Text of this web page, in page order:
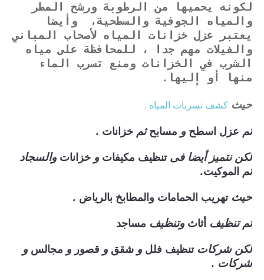
لكونه يحميها من الرطوبة ورشح المطر
والمياه الجوفية والسطحية، وأيضا
يعتبر عزل خزانات المياه لأصحاب المباني
والفيلات مهم جدا ، للمحافظة على مياه
الشرب في الخزانات ومنع تسرب الماء
منها أو إليها.
حيث كشف تسربات المياه .
ثم عزل اسطح و مسابحثم خزانات .
لكن نتميز أيضا فىتنظيف مكيفات و خزانات والسجاد
ثم الموكيت.
حيثتهريب الحمامات والمطابخ بالرياض .
ثم تنظيف أثاث وتنظيف مساجد
لكن شركاتتنظيف فلل و شقق و قصور و مجالس و
شركات .